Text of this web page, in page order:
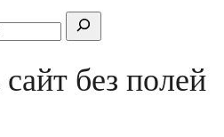
Искать
форумах
без полей